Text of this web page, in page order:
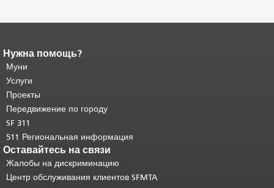
Конец содержимого
страницы.
страницы повторяется на каждой
странице.
основного содержимого .
Нужна помощь?
Муни
Услуги
Проекты
Передвижение по городу
SF 311
511 Региональная информация
Оставайтесь на связи
Жалобы на дискриминацию
Центр обслуживания клиентов SFMTA